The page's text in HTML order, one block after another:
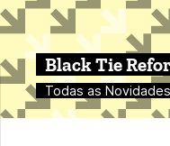
Black Tie
Todas as